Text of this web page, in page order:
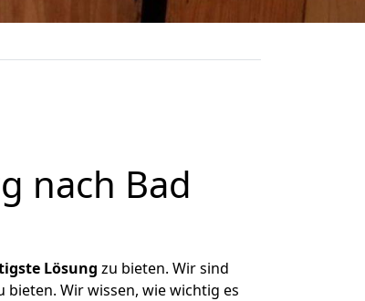
nach Bad
Lösung zu bieten. Wir sind
bieten. Wir wissen, wie wichtig es